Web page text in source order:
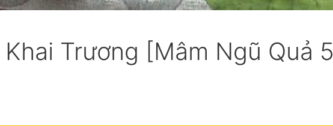
Trương [Mâm Ngũ Quả 5